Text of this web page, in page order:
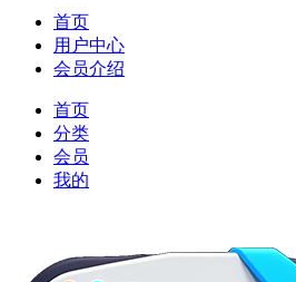
首页
用户中心
会员介绍
首页
分类
会员
我的